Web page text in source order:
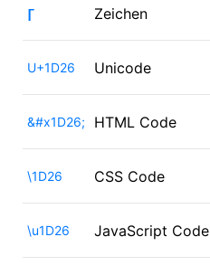
ᴦ Zeichen
U+1D26 Unicode
&#x1D26; HTML Code
\1D26 CSS Code
\u1D26 JavaScript Code